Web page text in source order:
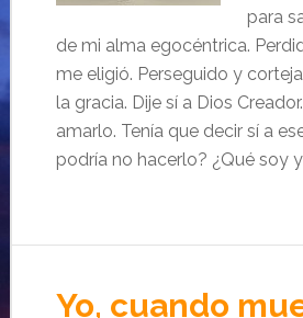
para
de mi alma egocéntrica.
me eligió. Perseguido y
la gracia. Dije sí a Dios
amarlo. Tenía que decir sí a
podría no hacerlo? ¿Qué soy
Yo, cuando